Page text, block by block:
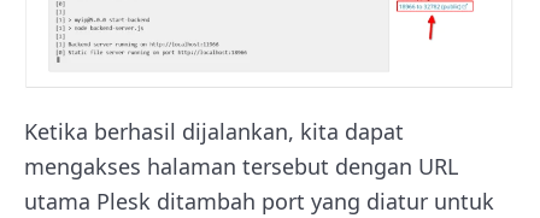
Ketika berhasil dijalankan, kita dapat
mengakses halaman tersebut dengan URL
utama Plesk ditambah port yang diatur untuk